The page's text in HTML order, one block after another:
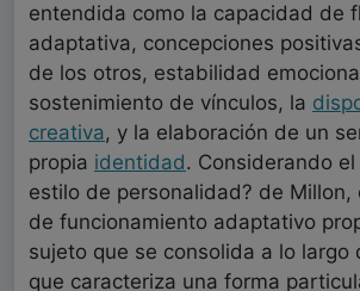
entendida como la capacidad de
adaptativa, concepciones
de los otros, estabilidad
sostenimiento de vínculos, la
creativa, y la elaboración de un
propia identidad. Considerando
estilo de personalidad? de Millon,
de funcionamiento adaptativo
sujeto que se consolida a lo largo
que caracteriza una forma